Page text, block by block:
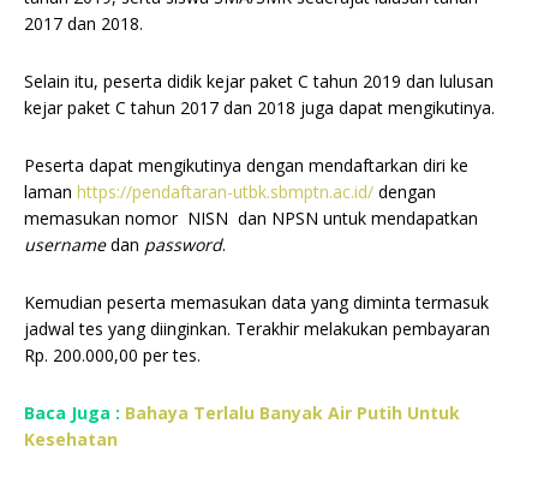
2017 dan 2018.
Selain itu, peserta didik kejar paket C tahun 2019 dan lulusan
kejar paket C tahun 2017 dan 2018 juga dapat mengikutinya.
Peserta dapat mengikutinya dengan mendaftarkan diri ke
laman https://pendaftaran-utbk.sbmptn.ac.id/ dengan
memasukan nomor NISN dan NPSN untuk mendapatkan
usernamedan password.
Kemudian peserta memasukan data yang diminta termasuk
jadwal tes yang diinginkan. Terakhir melakukan pembayaran
Rp. 200.000,00 per tes.
Baca Juga : Bahaya Terlalu Banyak Air Putih Untuk
Kesehatan